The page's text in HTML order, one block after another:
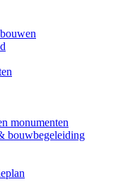
monumenten
bouwbegeleiding